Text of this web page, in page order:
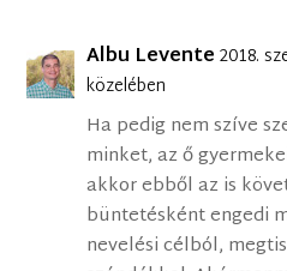
Albu Levente 2018.
közelében
Ha pedig nem szíve
minket, az ő
akkor ebből az is
büntetésként engedi
nevelési célból,